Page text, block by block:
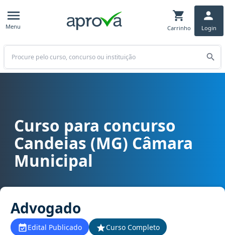
Menu Carrinho Login
Buscar
Curso para concurso Candeias (MG) Câmara Municipal cargo
Curso para concurso
Candeias (MG) Câmara
Municipal
Advogado
Edital Publicado
Curso Completo